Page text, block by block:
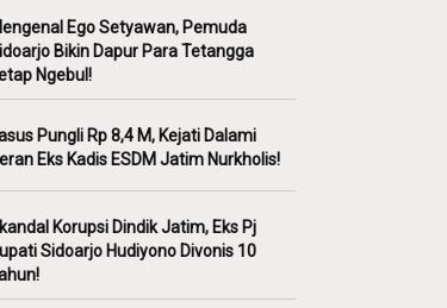
Ego Setyawan, Pemuda
Bikin Dapur Para Tetangga
Ngebul!
Pungli Rp 8,4 M, Kejati Dalami
Eks Kadis ESDM Jatim Nurkholis!
Korupsi Dindik Jatim, Eks Pj
Sidoarjo Hudiyono Divonis 10